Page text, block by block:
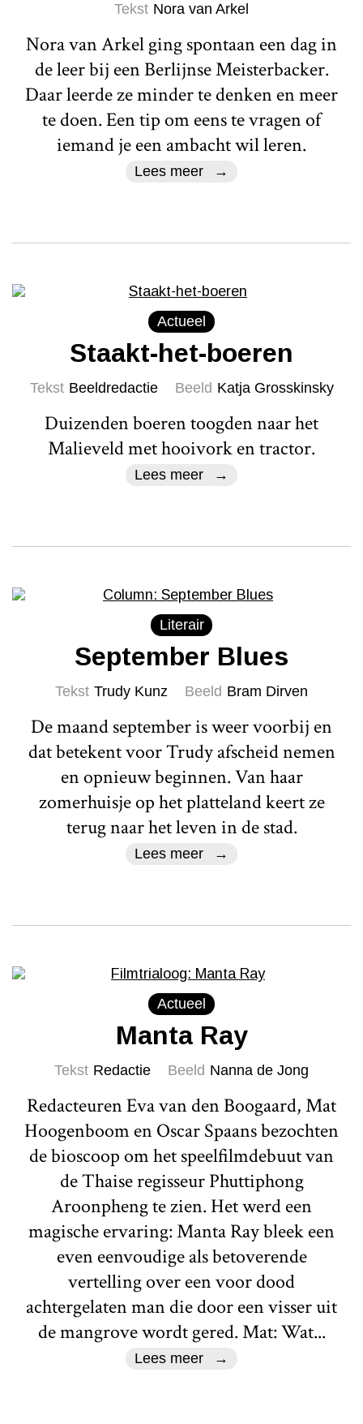
Tekst Nora van Arkel
Nora van Arkel ging spontaan een dag in
de leer bij een Berlijnse Meisterbacker.
Daar leerde ze minder te denken en meer
te doen. Een tip om eens te vragen of
iemand je een ambacht wil leren.
Lees meer
Actueel
Staakt-het-boeren
Tekst Beeldredactie Beeld Katja Grosskinsky
Duizenden boeren toogden naar het
Malieveld met hooivork en tractor.
Lees meer
Literair
September Blues
Tekst Trudy Kunz Beeld Bram Dirven
De maand september is weer voorbij en
dat betekent voor Trudy afscheid nemen
en opnieuw beginnen. Van haar
zomerhuisje op het platteland keert ze
terug naar het leven in de stad.
Lees meer
Actueel
Manta Ray
Tekst Redactie Beeld Nanna de Jong
Redacteuren Eva van den Boogaard, Mat
Hoogenboom en Oscar Spaans bezochten
de bioscoop om het speelfilmdebuut van
de Thaise regisseur Phuttiphong
Aroonpheng te zien. Het werd een
magische ervaring: Manta Ray bleek een
even eenvoudige als betoverende
vertelling over een voor dood
achtergelaten man die door een visser uit
de mangrove wordt gered. Mat: Wat...
Lees meer